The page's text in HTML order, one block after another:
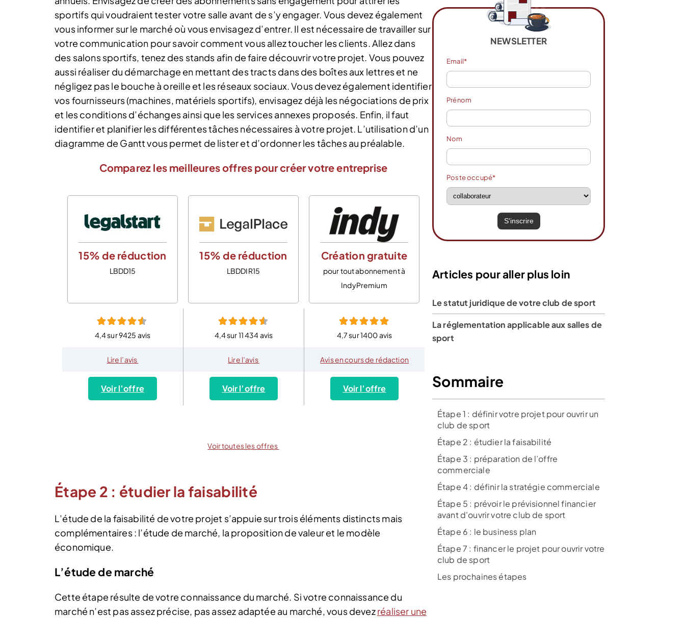
sportifs qui voudraient tester votre salle avant de s’y engager. Vous devez également
vous informer sur le marché où vous envisagez d’entrer. Il est nécessaire de travailler sur
votre communication pour savoir comment vous allez toucher les clients. Allez dans
des salons sportifs, tenez des stands afin de faire découvrir votre projet. Vous pouvez
aussi réaliser du démarchage en mettant des tracts dans des boîtes aux lettres et ne
négligez pas le bouche à oreille et les réseaux sociaux. Vous devez également identifier
vos fournisseurs (machines, matériels sportifs), envisagez déjà les négociations de prix
et les conditions d’échanges ainsi que les services annexes proposés. Enfin, il faut
identifier et planifier les différentes tâches nécessaires à votre projet. L’utilisation d’un
diagramme de Gantt vous permet de lister et d’ordonner les tâches au préalable.
Comparez les meilleures offres pour créer votre entreprise
15% de réduction
LBDD15
4,4 sur 9425 avis
Lire l’avis
Voir l’offre
15% de réduction
LBDDIR15
4,4 sur 11 434 avis
Lire l’avis
Voir l’offre
Création gratuite
pour tout abonnement à
IndyPremium
4,7 sur 1400 avis
Avis en cours de rédaction
Voir l’offre
Voir toutes les offres
Étape 2 : étudier la faisabilité
L’étude de la faisabilité de votre projet s’appuie sur trois éléments distincts mais
complémentaires : l’étude de marché, la proposition de valeur et le modèle
économique.
L’étude de marché
Cette étape résulte de votre connaissance du marché. Si votre connaissance du
marché n’est pas assez précise, pas assez adaptée au marché, vous devezréaliser une
NEWSLETTER
Email*
Prénom
Nom
Poste occupé*
Articles pour aller plus loin
Le statut juridique de votre club de sport
La réglementation applicable aux salles de
sport
Sommaire
Étape 1 : définir votre projet pour ouvrir un
club de sport
Étape 2 : étudier la faisabilité
Étape 3 : préparation de l’offre
commerciale
Étape 4 : définir la stratégie commerciale
Étape 5 : prévoir le prévisionnel financier
avant d'ouvrir votre club de sport
Étape 6 : le business plan
Étape 7 : financer le projet pour ouvrir votre
club de sport
Les prochaines étapes